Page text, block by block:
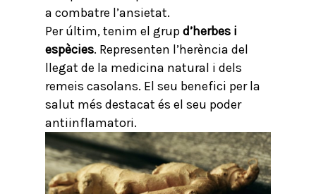
a combatre l’ansietat.
Per últim, tenim el grupd’herbes i
espècies. Representen l’herència del
llegat de la medicina natural i dels
remeis casolans. El seu benefici per la
salut més destacat és el seu poder
antiinflamatori.